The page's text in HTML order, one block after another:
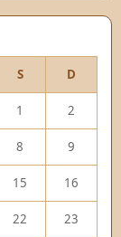
S D
1 2
8 9
15 16
22 23